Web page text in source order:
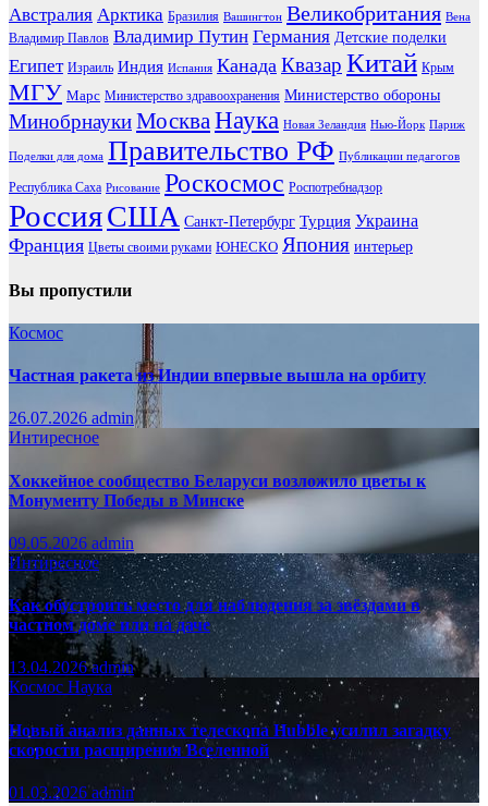
Австралия Арктика Бразилия Вашингтон Великобритания Вена
Владимир Павлов Владимир Путин Германия Детские поделки
Египет Израиль Индия Испания Канада Квазар Китай Крым
МГУ Марс Министерство здравоохранения Министерство обороны
МинобрнаукиМоскваНаука Новая Зеландия Нью-Йорк Париж
Поделки для дома Правительство РФ Публикации педагогов
Республика Саха Рисование Роскосмос Роспотребнадзор
РоссияСША Санкт-Петербург Турция Украина
Франция Цветы своими руками ЮНЕСКО Япония интерьер
Вы пропустили
Космос
Частная ракета из Индии впервые вышла на орбиту
26.07.2026 admin
Интиресное
Хоккейное сообщество Беларуси возложило цветы к
Монументу Победы в Минске
09.05.2026 admin
Интиресное
Как обустроить место для наблюдения за звёздами в
частном доме или на даче
13.04.2026admin
Космос Наука
Новый анализ данных телескопа Hubble усилил загадку
скорости расширения Вселенной
01.03.2026admin